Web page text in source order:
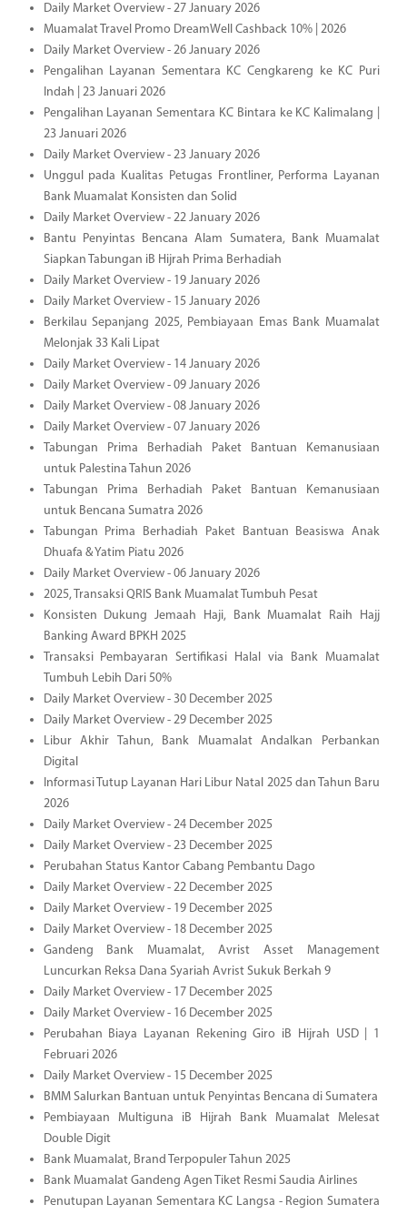
Daily Market Overview - 27 January 2026
Muamalat Travel Promo DreamWell Cashback 10% | 2026
Daily Market Overview - 26 January 2026
Pengalihan Layanan Sementara KC Cengkareng ke KC Puri
Indah | 23 Januari 2026
Pengalihan Layanan Sementara KC Bintara ke KC Kalimalang |
23 Januari 2026
Daily Market Overview - 23 January 2026
Unggul pada Kualitas Petugas Frontliner, Performa Layanan
Bank Muamalat Konsisten dan Solid
Daily Market Overview - 22 January 2026
Bantu Penyintas Bencana Alam Sumatera, Bank Muamalat
Siapkan Tabungan iB Hijrah Prima Berhadiah
Daily Market Overview - 19 January 2026
Daily Market Overview - 15 January 2026
Berkilau Sepanjang 2025, Pembiayaan Emas Bank Muamalat
Melonjak 33 Kali Lipat
Daily Market Overview - 14 January 2026
Daily Market Overview - 09 January 2026
Daily Market Overview - 08 January 2026
Daily Market Overview - 07 January 2026
Tabungan Prima Berhadiah Paket Bantuan Kemanusiaan
untuk Palestina Tahun 2026
Tabungan Prima Berhadiah Paket Bantuan Kemanusiaan
untuk Bencana Sumatra 2026
Tabungan Prima Berhadiah Paket Bantuan Beasiswa Anak
Dhuafa & Yatim Piatu 2026
Daily Market Overview - 06 January 2026
2025, Transaksi QRIS Bank Muamalat Tumbuh Pesat
Konsisten Dukung Jemaah Haji, Bank Muamalat Raih Hajj
Banking Award BPKH 2025
Transaksi Pembayaran Sertifikasi Halal via Bank Muamalat
Tumbuh Lebih Dari 50%
Daily Market Overview - 30 December 2025
Daily Market Overview - 29 December 2025
Libur Akhir Tahun, Bank Muamalat Andalkan Perbankan
Digital
Informasi Tutup Layanan Hari Libur Natal 2025 dan Tahun Baru
2026
Daily Market Overview - 24 December 2025
Daily Market Overview - 23 December 2025
Perubahan Status Kantor Cabang Pembantu Dago
Daily Market Overview - 22 December 2025
Daily Market Overview - 19 December 2025
Daily Market Overview - 18 December 2025
Gandeng Bank Muamalat, Avrist Asset Management
Luncurkan Reksa Dana Syariah Avrist Sukuk Berkah 9
Daily Market Overview - 17 December 2025
Daily Market Overview - 16 December 2025
Perubahan Biaya Layanan Rekening Giro iB Hijrah USD | 1
Februari 2026
Daily Market Overview - 15 December 2025
BMM Salurkan Bantuan untuk Penyintas Bencana di Sumatera
Pembiayaan Multiguna iB Hijrah Bank Muamalat Melesat
Double Digit
Bank Muamalat, Brand Terpopuler Tahun 2025
Bank Muamalat Gandeng Agen Tiket Resmi Saudia Airlines
Penutupan Layanan Sementara KC Langsa - Region Sumatera